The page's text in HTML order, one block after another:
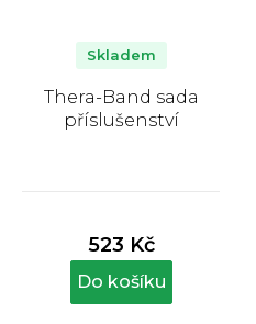
Thera-Band sada
příslušenství
produktu
je
5,0
Skladem
523 Kč
Do košíku